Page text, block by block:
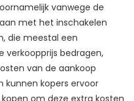
vanwege de
met het inschakelen
die meestal een
verkoopprijs bedragen,
van de aankoop
kunnen kopers ervoor
om deze extra kosten